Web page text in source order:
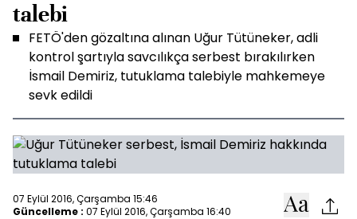
talebi
FETÖ'den gözaltına alınan Uğur Tütüneker, adli
kontrol şartıyla savcılıkça serbest bırakılırken
İsmail Demiriz, tutuklama talebiyle mahkemeye
sevk edildi
07 Eylül 2016, Çarşamba 15:46
Güncelleme : 07 Eylül 2016, Çarşamba 16:40